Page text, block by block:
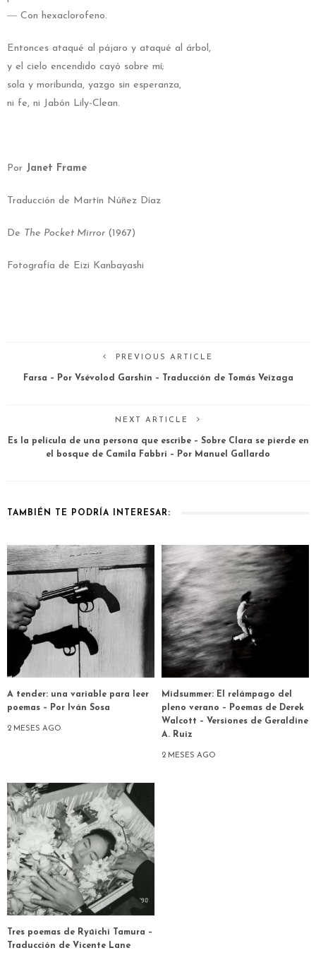
― Con hexaclorofeno.
Entonces ataqué al pájaro y ataqué al árbol,
y el cielo encendido cayó sobre mí;
sola y moribunda, yazgo sin esperanza,
ni fe, ni Jabón Lily-Clean.
Por Janet Frame
Traducción de Martín Núñez Díaz
De The Pocket Mirror (1967)
Fotografía de Eizi Kanbayashi
PREVIOUS ARTICLE
Farsa – Por Vsévolod Garshin – Traducción de Tomás Veizaga
NEXT ARTICLE
Es la película de una persona que escribe – Sobre Clara se pierde en
el bosque de Camila Fabbri – Por Manuel Gallardo
TAMBIÉN TE PODRÍA INTERESAR:
A tender: una variable para leer
poemas – Por Iván Sosa
2 MESES AGO
Midsummer: El relámpago del
pleno verano – Poemas de Derek
Walcott – Versiones de Geraldine
A. Ruiz
2 MESES AGO
Tres poemas de Ryūichi Tamura –
Traducción de Vicente Lane